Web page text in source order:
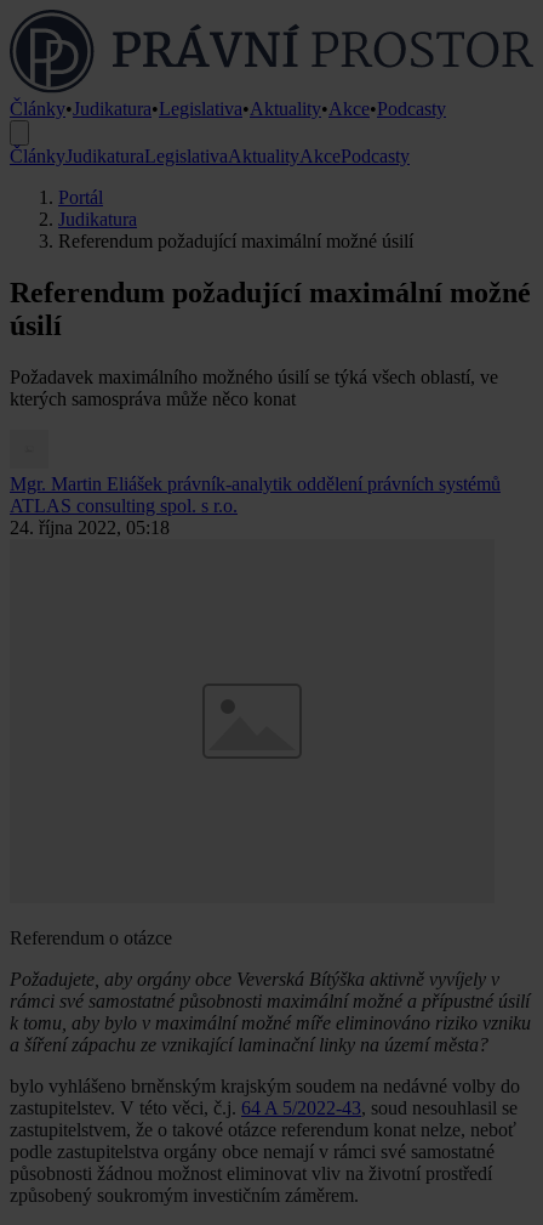
Články•Judikatura•Legislativa•Aktuality•Akce•Podcasty
ČlánkyJudikaturaLegislativaAktualityAkcePodcasty
Portál
Judikatura
Referendum požadující maximální možné úsilí
Referendum požadující maximální možné
úsilí
Požadavek maximálního možného úsilí se týká všech oblastí, ve
kterých samospráva může něco konat
Mgr. Martin Eliášek právník-analytik oddělení právních systémů
ATLAS consulting spol. s r.o.
24. října 2022, 05:18
Referendum o otázce
Požadujete, aby orgány obce Veverská Bítýška aktivně vyvíjely v
rámci své samostatné působnosti maximální možné a přípustné úsilí
k tomu, aby bylo v maximální možné míře eliminováno riziko vzniku
a šíření zápachu ze vznikající laminační linky na území města?
bylo vyhlášeno brněnským krajským soudem na nedávné volby do
zastupitelstev. V této věci, č.j. 64 A 5/2022-43, soud nesouhlasil se
zastupitelstvem, že o takové otázce referendum konat nelze, neboť
podle zastupitelstva orgány obce nemají v rámci své samostatné
působnosti žádnou možnost eliminovat vliv na životní prostředí
způsobený soukromým investičním záměrem.